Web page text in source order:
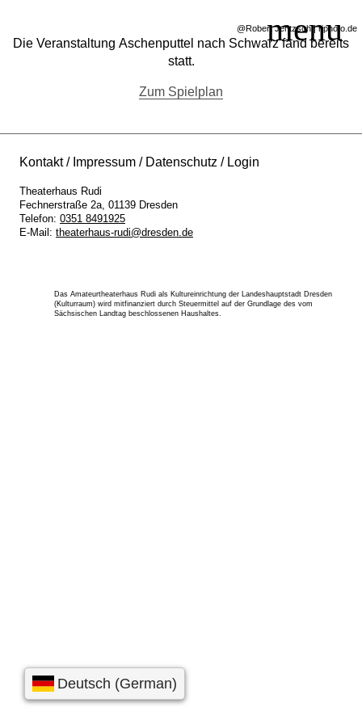
KURSE/WORKSHOPS
EINTRITTSPREISE
AKTUELLES
@Robert Jentzsch | rjphoto.de
Die Veranstaltung Aschenputtel nach Schwarzfand bereits
statt.
Zum Spielplan
Das Amateurtheaterhaus Rudi als Kultureinrichtung der Landeshauptstadt Dresden
(Kulturraum) wird mitfinanziert durch Steuermittel auf der Grundlage des vom
Sächsischen Landtag beschlossenen Haushaltes.
Kontakt Impressum Datenschutz Login
Theaterhaus Rudi
Fechnerstraße 2a 01139 Dresden
Telefon: 0351 8491925
E-Mail: theaterhaus-rudi@dresden.de